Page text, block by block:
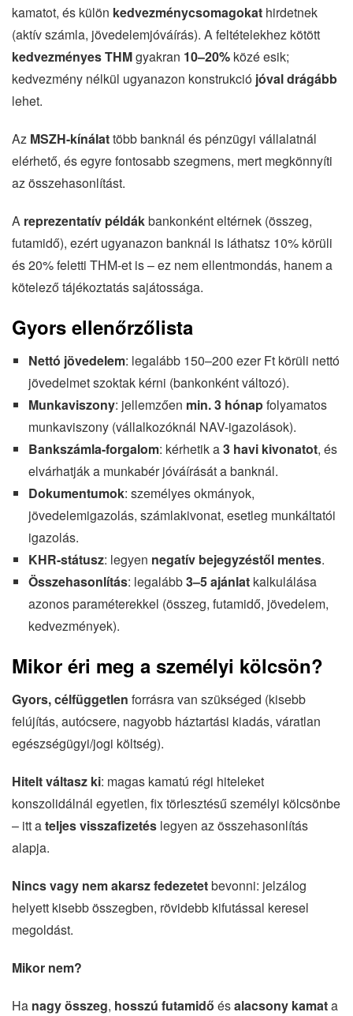
kamatot, és külön kedvezménycsomagokat hirdetnek
(aktív számla, jövedelemjóváírás). A feltételekhez kötött
kedvezményes THMgyakran 10–20% közé esik;
kedvezmény nélkül ugyanazon konstrukció jóval drágább
lehet.
Az MSZH-kínálattöbb banknál és pénzügyi vállalatnál
elérhető, és egyre fontosabb szegmens, mert megkönnyíti
az összehasonlítást.
A reprezentatív példákbankonként eltérnek (összeg,
futamidő), ezért ugyanazon banknál is láthatsz 10% körüli
és 20% feletti THM-et is – ez nem ellentmondás, hanem a
kötelező tájékoztatás sajátossága.
Gyors ellenőrzőlista
Nettó jövedelem: legalább 150–200 ezer Ft körüli nettó
jövedelmet szoktak kérni (bankonként változó).
Munkaviszony: jellemzően min. 3 hónapfolyamatos
munkaviszony (vállalkozóknál NAV-igazolások).
Bankszámla-forgalom: kérhetik a3 havi kivonatot, és
elvárhatják a munkabér jóváírását a banknál.
Dokumentumok: személyes okmányok,
jövedelemigazolás, számlakivonat, esetleg munkáltatói
igazolás.
KHR-státusz: legyen negatív bejegyzéstől mentes.
Összehasonlítás: legalább3–5 ajánlatkalkulálása
azonos paraméterekkel (összeg, futamidő, jövedelem,
kedvezmények).
Mikor éri meg a személyi kölcsön?
Gyors, célfüggetlen forrásra van szükséged (kisebb
felújítás, autócsere, nagyobb háztartási kiadás, váratlan
egészségügyi/jogi költség).
Hitelt váltasz ki: magas kamatú régi hiteleket
konszolidálnál egyetlen, fix törlesztésű személyi kölcsönbe
– itt ateljes visszafizetés legyen az összehasonlítás
alapja.
Nincs vagy nem akarsz fedezetetbevonni: jelzálog
helyett kisebb összegben, rövidebb kifutással keresel
megoldást.
Mikor nem?
Ha nagy összeg, hosszú futamidő ésalacsony kamata